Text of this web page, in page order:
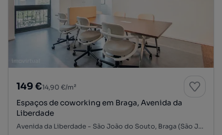
149 €14,90 €/m²
Espaços de coworking em Braga, Avenida da
Liberdade
Avenida da Liberdade - São João do Souto, Braga (São José de São Lázaro e São João do Souto), Braga, Braga